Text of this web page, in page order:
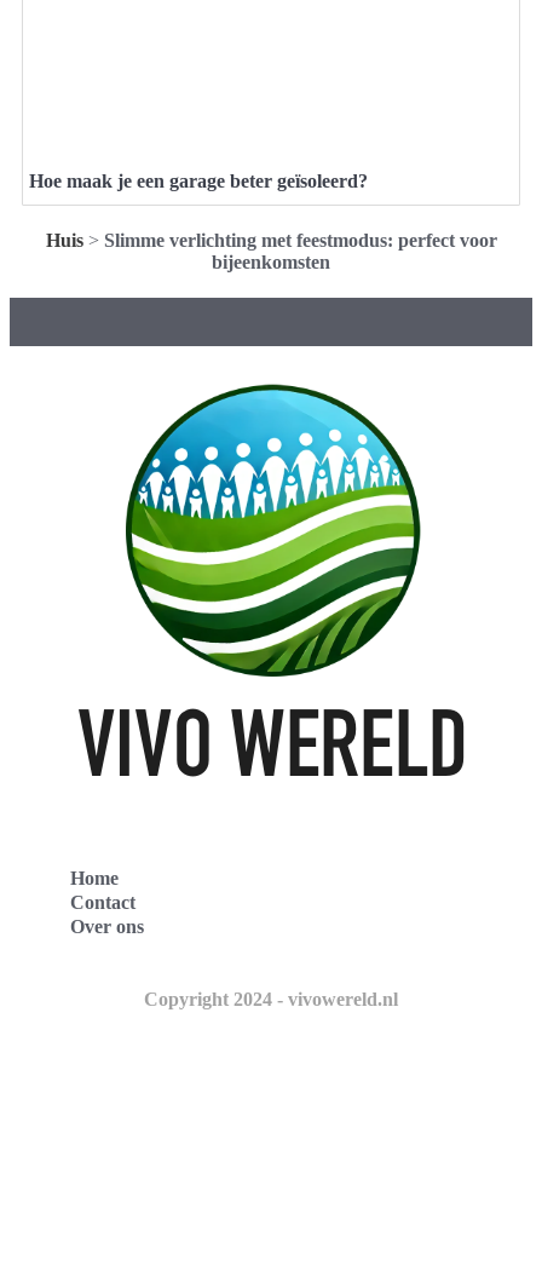
Hoe maak je een garage beter geïsoleerd?
Huis> Slimme verlichting met feestmodus: perfect voor
bijeenkomsten
Home
Contact
Over ons
Copyright 2024 - vivowereld.nl